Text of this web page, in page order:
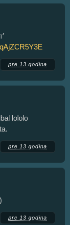
pre 13 godina
lololo
pre 13 godina
pre 13 godina